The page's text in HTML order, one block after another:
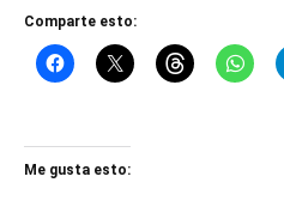
Comparte esto:
Me gusta esto: